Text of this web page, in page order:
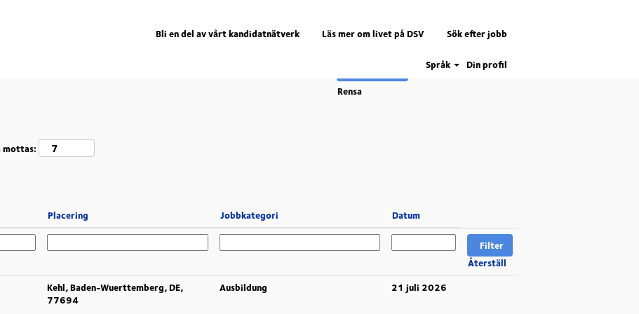
Bli en del av vårt kandidatnätverk Läs mer om livet på DSV Sök efter jobb
Språk Din profil
Rensa
mottas:
Placering Jobbkategori Datum
Återställ
Kehl, Baden-Wuerttemberg, DE,
77694
Ausbildung 21 juli 2026